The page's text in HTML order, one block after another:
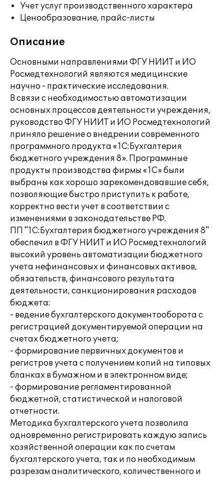
Учет услуг производственного характера
Ценообразование, прайс-листы
Описание
Основными направлениями ФГУ НИИТ и ИО
Росмедтехнологий являются медицинские
научно - практические исследования.
В связи с необходимостью автоматизации
основных процессов деятельности учреждения,
руководство ФГУ НИИТ и ИО Росмедтехнологий
приняло решение о внедрении современного
программного продукта «1С:Бухгалтерия
бюджетного учреждения 8». Программные
продукты производства фирмы «1С» были
выбраны как хорошо зарекомендовавшие себя,
позволяющие быстро приступить к работе,
корректно вести учет в соответствии с
изменениями в законодательстве РФ.
ПП "1С:Бухгалтерия бюджетного учреждения 8"
обеспечил в ФГУ НИИТ и ИО Росмедтехнологий
высокий уровень автоматизации бюджетного
учета нефинансовых и финансовых активов,
обязательств, финансового результата
деятельности, санкционирования расходов
бюджета:
- ведение бухгалтерского документооборота с
регистрацией документируемой операции на
счетах бюджетного учета;
- формирование первичных документов и
регистров учета с получением копий на типовых
бланках в бумажном и в электронном виде;
- формирование регламентированной
бюджетной, статистической и налоговой
отчетности.
Методика бухгалтерского учета позволила
одновременно регистрировать каждую запись
хозяйственной операции как по счетам
бухгалтерского учета, так и по необходимым
разрезам аналитического, количественного и